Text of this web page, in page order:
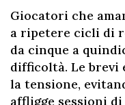
Giocatori che
a ripetere cicli di
da cinque a
difficoltà. Le brevi
la tensione,
affligge sessioni